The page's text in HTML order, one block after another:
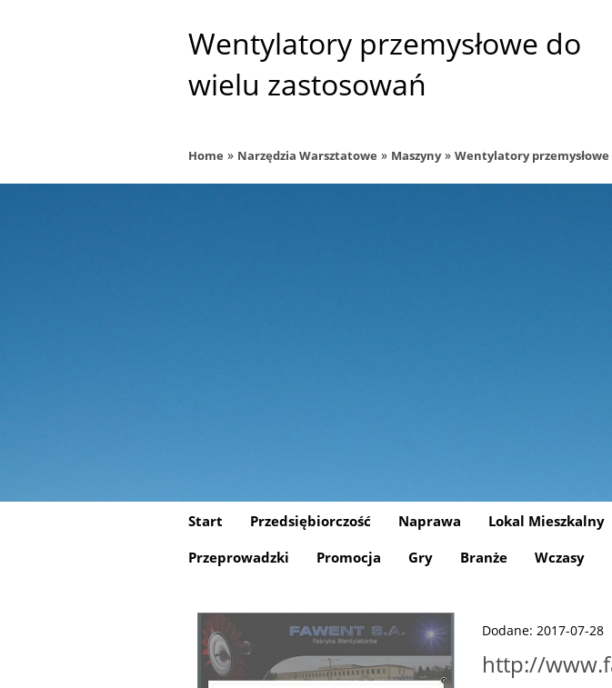
Wentylatory przemysłowe do
wielu zastosowań
Home » Narzędzia Warsztatowe » Maszyny» Wentylatory
Start Przedsiębiorczość Naprawa Lokal Mieszkalny
Przeprowadzki
Promocja Gry Branże Wczasy
Dodane: 2017-07-28
http://